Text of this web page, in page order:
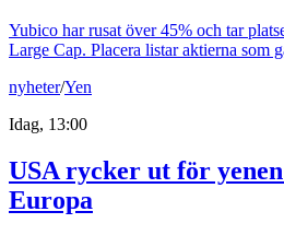
Yubico har rusat över 45% och tar
Large Cap. Placera listar aktierna som
nyheter/Yen
Idag, 13:00
USA rycker ut för
Europa